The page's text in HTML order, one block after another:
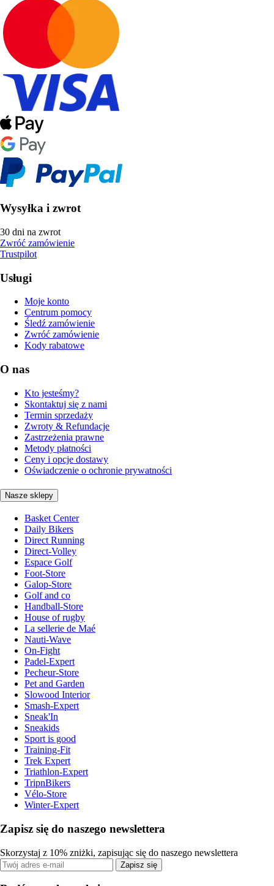
Wysyłka i zwrot
30 dni na zwrot
Zwróć zamówienie
Trustpilot
Usługi
Moje konto
Centrum pomocy
Śledź zamówienie
Zwróć zamówienie
Kody rabatowe
O nas
Kto jesteśmy?
Skontaktuj się z nami
Termin sprzedaży
Zwroty & Refundacje
Zastrzeżenia prawne
Metody płatności
Ceny i opcje dostawy
Oświadczenie o ochronie prywatności
Nasze sklepy
Basket Center
Daily Bikers
Direct Running
Direct-Volley
Espace Golf
Foot-Store
Galop-Store
Golf and co
Handball-Store
House of rugby
La sellerie de Maé
Nauti-Wave
On-Fight
Padel-Expert
Pecheur-Store
Pet and Garden
Slowood Interior
Smash-Expert
Sneak'In
Sneakids
Sport is good
Training-Fit
Trek Expert
Triathlon-Expert
TripnBikers
Vélo-Store
Winter-Expert
Zapisz się do naszego newslettera
Skorzystaj z 10% zniżki, zapisując się do naszego newslettera
Zapisz się